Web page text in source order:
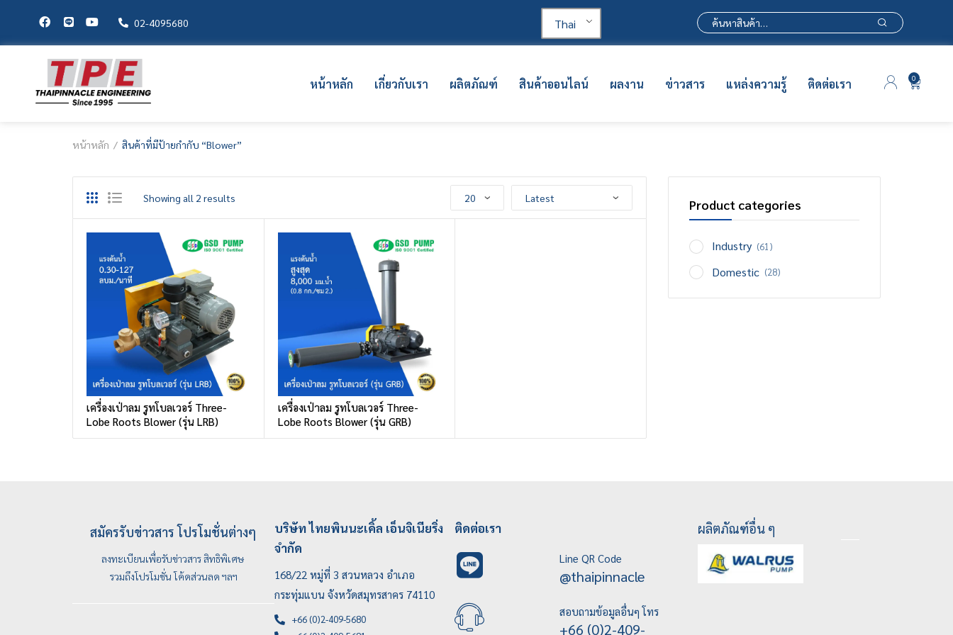
02-4095680 Thai
0
หน้าหลัก เกี่ยวกับเรา ผลิตภัณฑ์ สินค้าออนไลน์ ผลงาน ข่าวสาร แหล่งความรู้ ติดต่อเรา
หน้าหลัก สินค้าที่มีป้ายกำกับ “Blower”
Showing all 2 results
เครื่องเป่าลม รูทโบลเวอร์ Three-
Lobe Roots Blower (รุ่น LRB)
เครื่องเป่าลม รูทโบลเวอร์ Three-
Lobe Roots Blower (รุ่น GRB)
Product categories
Industry (61)
Domestic (28)
สมัครรับข่าวสาร โปรโมชั่นต่างๆ
ลงทะเบียนเพื่อรับข่าวสาร สิทธิพิเศษ
รวมถึงโปรโมชั่น โค้ดส่วนลด ฯลฯ
บริษัท ไทยพินนะเคิ้ล เอ็นจิเนียริ่ง
จำกัด
168/22 หมู่ที่ 3 สวนหลวง อำเภอ
กระทุ่มแบน จังหวัดสมุทรสาคร 74110
+66 (0)2-409-5680
ติดต่อเรา
Line QR Code
@thaipinnacle
สอบถามข้อมูลอื่นๆ โทร
+66 (0)2-409-
ผลิตภัณฑ์อื่น ๆ